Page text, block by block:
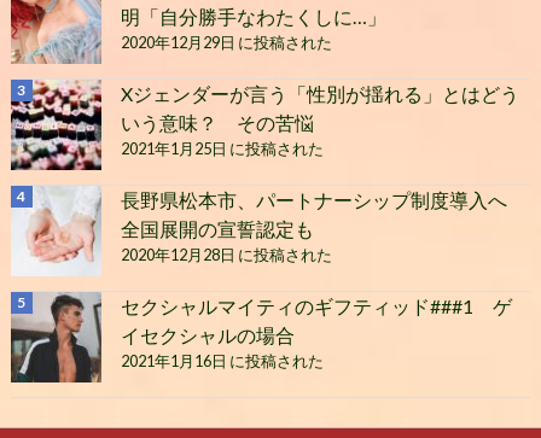
明「自分勝手なわたくしに…」
2020年12月29日 に投稿された
Xジェンダーが言う「性別が揺れる」とはどう
いう意味？ その苦悩
2021年1月25日 に投稿された
長野県松本市、パートナーシップ制度導入へ
全国展開の宣誓認定も
2020年12月28日 に投稿された
セクシャルマイティのギフティッド###1 ゲ
イセクシャルの場合
2021年1月16日 に投稿された